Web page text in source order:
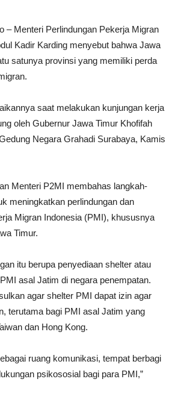
– Menteri Perlindungan Pekerja Migran
Kadir Karding menyebut bahwa Jawa
satunya provinsi yang memiliki perda
saat melakukan kunjungan kerja
oleh Gubernur Jawa Timur Khofifah
Negara Grahadi Surabaya, Kamis
Menteri P2MI membahas langkah-
meningkatkan perlindungan dan
Migran Indonesia (PMI), khususnya
Timur.
itu berupa penyediaan shelter atau
asal Jatim di negara penempatan.
agar shelter PMI dapat izin agar
terutama bagi PMI asal Jatim yang
dan Hong Kong.
ruang komunikasi, tempat berbagi
psikososial bagi para PMI,”